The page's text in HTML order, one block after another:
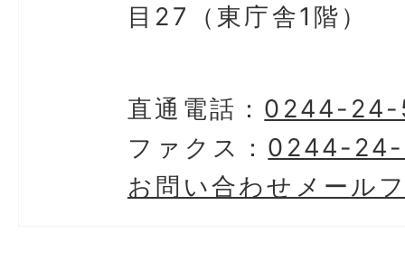
目27（東庁舎1階）
直通電話： 0244-24-
ファクス： 0244-
お問い合わせメール